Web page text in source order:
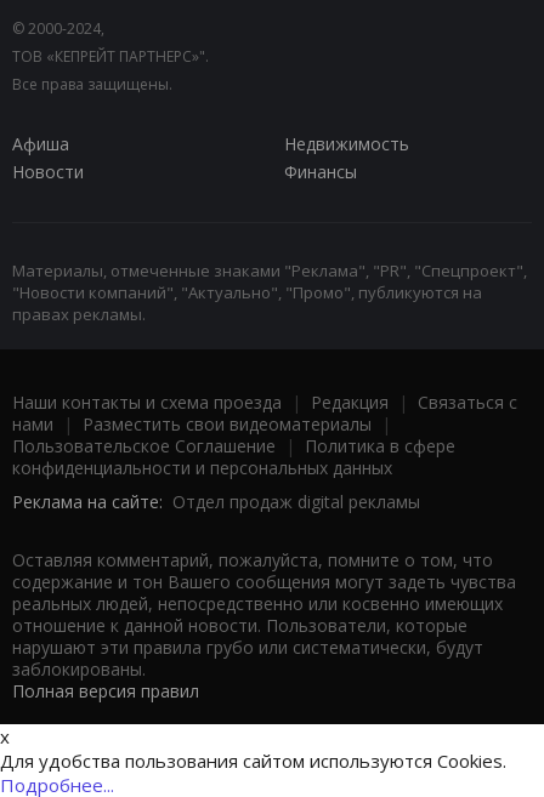
© 2000-2024,
ТОВ «КЕПРЕЙТ ПАРТНЕРС»".
Все права защищены.
Афиша
Недвижимость
Новости
Финансы
Материалы, отмеченные знаками "Реклама", "PR", "Спецпроект",
"Новости компаний", "Актуально", "Промо", публикуются на
правах рекламы.
Наши контакты и схема проезда | Редакция | Связаться с
нами | Разместить свои видеоматериалы |
Пользовательское Соглашение |
Политика в сфере
конфиденциальности и персональных данных
Реклама на сайте: Отдел продаж digital рекламы
Оставляя комментарий, пожалуйста, помните о том, что
содержание и тон Вашего сообщения могут задеть чувства
реальных людей, непосредственно или косвенно имеющих
отношение к данной новости. Пользователи, которые
нарушают эти правила грубо или систематически, будут
заблокированы.
Полная версия правил
x
Для удобства пользования сайтом используются Cookies.
Подробнее...